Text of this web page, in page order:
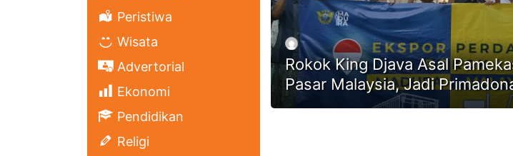
Peristiwa
Wisata
Advertorial
Ekonomi
Pendidikan
Religi
Rokok King Djava Asal
Pasar Malaysia, Jadi